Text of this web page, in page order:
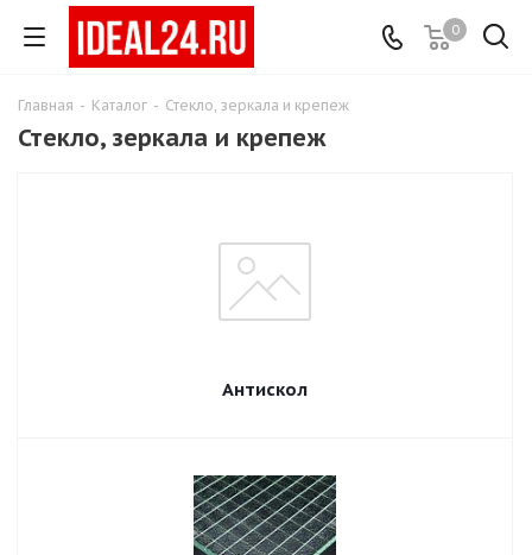
0
Главная - Каталог - Стекло, зеркала и крепеж
Стекло, зеркала и крепеж
Антискол